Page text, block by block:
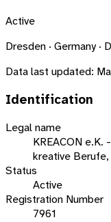
Active
Dresden · Germany ·
Data last updated:
Identification
Legal name
KREACON
kreative Berufe,
Status
Active
Registration Number
7961